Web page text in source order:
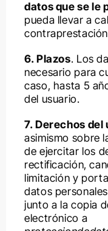
datos que se le
pueda llevar a
6. Plazos. Los
necesario para
caso, hasta 5
del usuario.
7. Derechos del
asimismo sobre
de ejercitar los
rectificación,
limitación y
datos
junto a la copia
electrónico a